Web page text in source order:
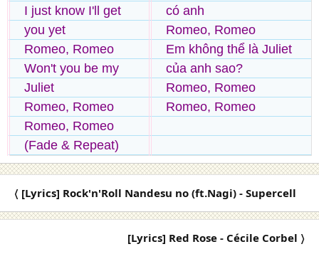
I just know I'll get
you yet
Romeo, Romeo
Won't you be my
Juliet
Romeo, Romeo
Romeo, Romeo
(Fade & Repeat)
có anh
Romeo, Romeo
Em không thể là Juliet
của anh sao?
Romeo, Romeo
Romeo, Romeo
〈 [Lyrics] Rock'n'Roll Nandesu no (ft.Nagi) - Supercell
[Lyrics] Red Rose - Cécile Corbel 〉